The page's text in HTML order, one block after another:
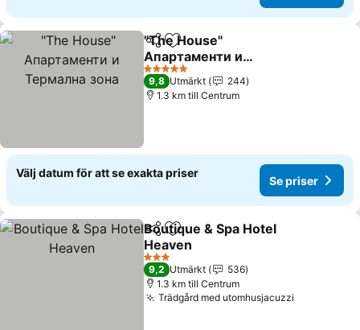
Dela Lägg till i Mina Favoriter
"The House"
Апартаменти и
Термална зона
Se priser
5 Stjärnor
9,8 Utmärkt
244
1.3 km till Centrum
Välj datum för att se exakta priser
Se priser
Dela Lägg till i Mina Favoriter
Boutique & Spa Hotel
Heaven
Se priser
3 Stjärnor
9,2 Utmärkt
536
1.3 km till Centrum
Trädgård med utomhusjacuzzi